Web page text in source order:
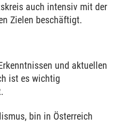
auch intensiv mit der
Zielen beschäftigt.
und aktuellen
ist es wichtig
bin in Österreich